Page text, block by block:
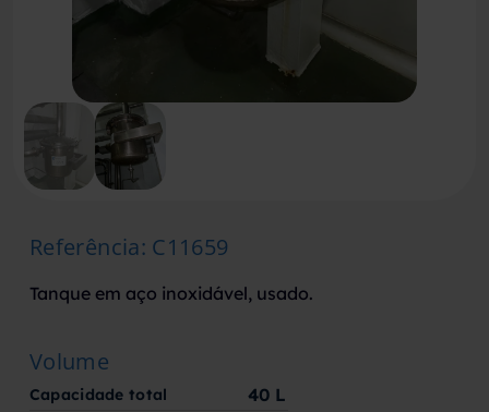
Referência: C11659
Tanque em aço inoxidável, usado.
Volume
Capacidade total 40 L